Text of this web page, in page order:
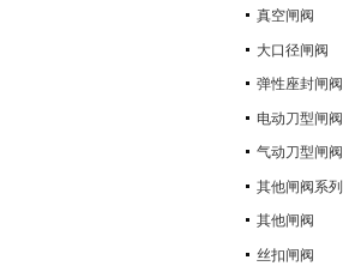
真空闸阀
大口径闸阀
弹性座封闸阀
电动刀型闸阀
气动刀型闸阀
其他闸阀系列
其他闸阀
丝扣闸阀